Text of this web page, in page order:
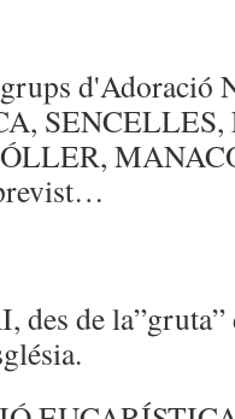
d'Adoració
des de